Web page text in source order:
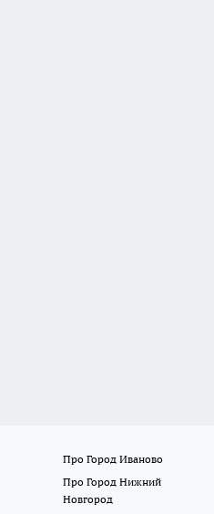
Про Город Иваново
Про Город Нижний
Новгород